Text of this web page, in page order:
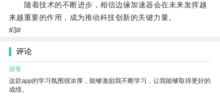
随着技术的不断进步，相信边缘加速器会在未来发挥越
来越重要的作用，成为推动科技创新的关键力量。
#3#
评论
游客
这款app的学习氛围很浓厚，能够激励我不断学习，让我能够取得更好的
成绩。